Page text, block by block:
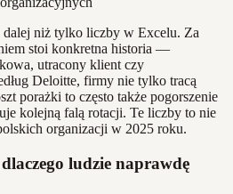
dalej niż tylko liczby w Excelu. Za
stoi konkretna historia —
utracony klient czy
Deloitte, firmy nie tylko tracą
porażki to często także pogorszenie
kolejną falą rotacji. Te liczby to nie
organizacji w 2025 roku.
ludzie naprawdę